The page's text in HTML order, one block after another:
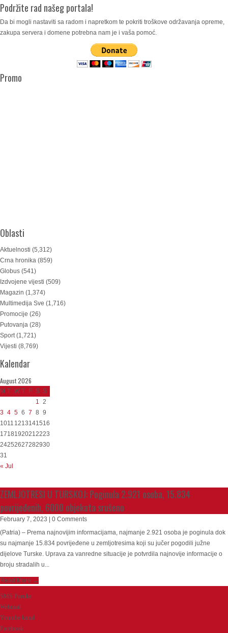
Podržite rad našeg portala!
Da bi mogli nastaviti sa radom i napretkom te pokriti troškove održavanja opreme,
zakupa servera i domene potrebna nam je i vaša pomoć.
Promo
Oblasti
Aktuelnosti (5,312)
Crna hronika (859)
Globus (541)
Izdvojene vijesti (509)
Magazin (1,374)
Multimedija Sve (1,716)
Promocije (26)
Putovanja (28)
Sport(1,721)
Vijesti (8,769)
Kalendar
August 2026
M T W T F S S
« Jul
1 2
3 4 5 6 7 8 9
1011 1213141516
17181920212223
24252627282930
31
ZEMLJOTRESI U TURSKOJ: Poginula 2.921 osoba, 15.834
povrijeđenih, 6000 objekata srušeno
February 7, 2023 | 0 Comments
(Patria) – Prema najnovijim informacijama, najmanje 2.921 osoba je poginula dok
su najmanje 15.834 povrijeđene u zemljotresima koji su jučer pogodili južne
dijelove Turske. Uprava za vanredne situacije je potvrdila najnovije informacije o
broju stradalih u...
Read More →
SMS Poruke
Webmail
Youtube kanal
Facebook